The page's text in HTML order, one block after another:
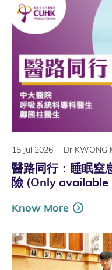
15 Jul 2026 Dr KWONG
醫路同行：睡眠窒
險 (Only available
Know More